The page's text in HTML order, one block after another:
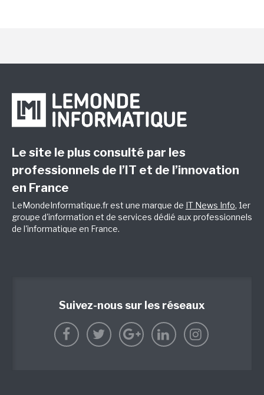
Le site le plus consulté par les
professionnels de l’IT et de l’innovation
en France
LeMondeInformatique.fr est une marque de IT News Info, 1er
groupe d'information et de services dédié aux professionnels
de l'informatique en France.
Suivez-nous sur les réseaux